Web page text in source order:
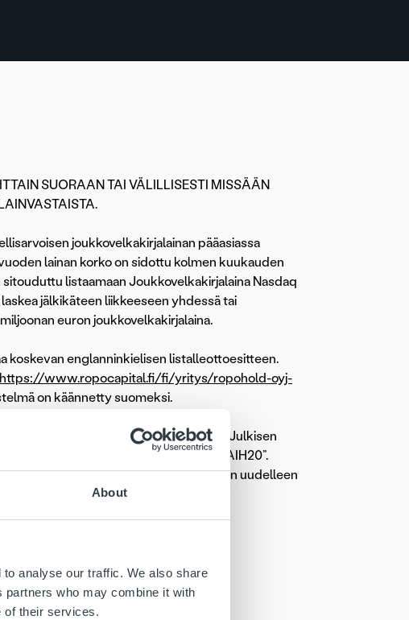
About
analyse our traffic. We also share
who may combine it with
of their services.
SUORAAN TAI VÄLILLISESTI MISSÄÄN
joukkovelkakirjalainan pääasiassa
lainan korko on sidottu kolmen kuukauden
listaamaan Joukkovelkakirjalaina Nasdaq
jälkikäteen liikkeeseen yhdessä tai
euron joukkovelkakirjalaina.
koskevan englanninkielisen listalleottoesitteen.
https://www.ropocapital.fi/fi/yritys/ropohold-oyj-
on käännetty suomeksi.
Nasdaq Helsinki Oy:n pörssilistalle. Julkisen
kaupankäyntitunnuksella ”ROPJVAIH20”.
konsernin olemassa olevien velkojen uudelleen